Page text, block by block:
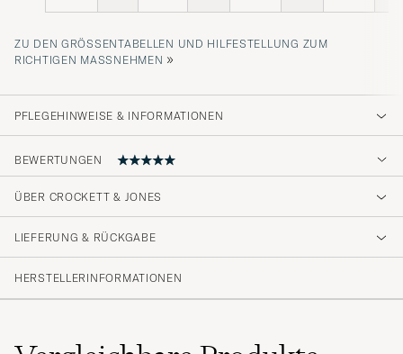
ZU DEN GRÖSSENTABELLEN UND HILFESTELLUNG ZUM R
ICHTIGEN MASSNEHMEN
»
PFLEGEHINWEISE & INFORMATIONEN
BEWERTUNGEN
Fantastiske sko, akkurat som forventet fra
C&amp;j!
ÜBER CROCKETT & JONES
LIEFERUNG & RÜCKGABE
HERSTELLERINFORMATIONEN